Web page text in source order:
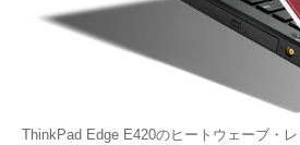
ThinkPad Edge E420のヒートウェーブ・